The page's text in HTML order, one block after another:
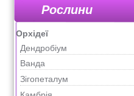
Рослини
Орхідеї
Дендробіум
Ванда
Зігопеталум